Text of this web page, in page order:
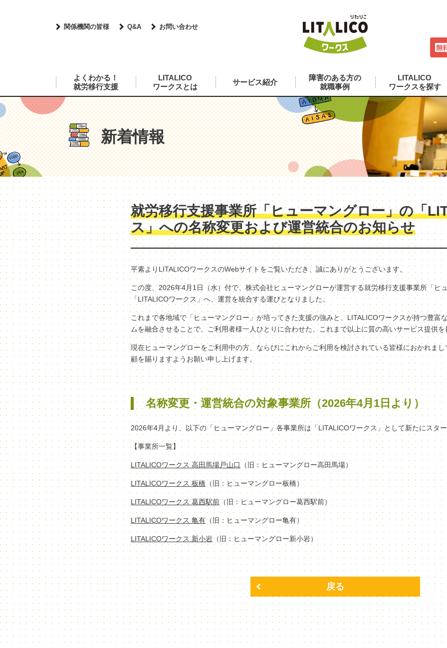
関係機関の皆様 Q&A お問い合わせ
よくわかる！
就労移行支援
LITALICO
ワークスとは
サービス紹介
障害のある方の
就職事例
LITALICO
ワークスを探す
新着情報
就労移行支援事業所「ヒューマングロー」の「
ス」への名称変更および運営統合のお知らせ
平素よりLITALICOワークスのWebサイトをご覧いただき、誠にありがとうございます。
この度、2026年4月1日（水）付で、株式会社ヒューマングローが運営する就労移行支援事業所「ヒ
「LITALICOワークス」へ、運営を統合する運びとなりました。
これまで各地域で「ヒューマングロー」が培ってきた支援の強みと、LITALICOワークスが持つ豊富
ムを融合させることで、ご利用者様一人ひとりに合わせた、これまで以上に質の高いサービス提供
現在ヒューマングローをご利用中の方、ならびにこれからご利用を検討されている皆様におかれま
顧を賜りますようお願い申し上げます。
名称変更・運営統合の対象事業所（2026年4月1日より）
2026年4月より、以下の「ヒューマングロー」各事業所は「LITALICOワークス」として新たにスタ
【事業所一覧】
LITALICOワークス 高田馬場戸山口 （旧：ヒューマングロー高田馬場）
LITALICOワークス 板橋 （旧：ヒューマングロー板橋）
LITALICOワークス 葛西駅前（旧：ヒューマングロー葛西駅前）
LITALICOワークス 亀有 （旧：ヒューマングロー亀有）
LITALICOワークス 新小岩（旧：ヒューマングロー新小岩）
戻る